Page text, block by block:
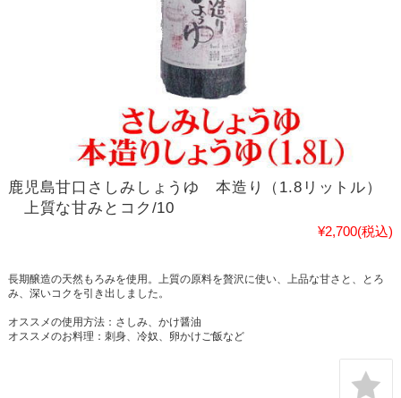
鹿児島甘口さしみしょうゆ 本造り（1.8リットル）
上質な甘みとコク/10
¥2,700(税込)
長期醸造の天然もろみを使用。上質の原料を贅沢に使い、上品な甘さと、とろ
み、深いコクを引き出しました。
オススメの使用方法：さしみ、かけ醤油
オススメのお料理：刺身、冷奴、卵かけご飯など